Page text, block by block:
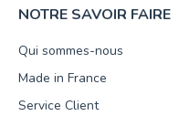
NOTRE SAVOIR FAIRE
Qui sommes-nous
Made in France
Service Client